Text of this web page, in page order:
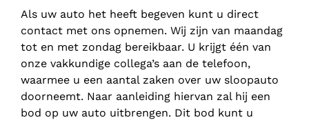
Als uw auto het heeft begeven kunt u direct
contact met ons opnemen. Wij zijn van maandag
tot en met zondag bereikbaar. U krijgt één van
onze vakkundige collega’s aan de telefoon,
waarmee u een aantal zaken over uw sloopauto
doorneemt. Naar aanleiding hiervan zal hij een
bod op uw auto uitbrengen. Dit bod kunt u